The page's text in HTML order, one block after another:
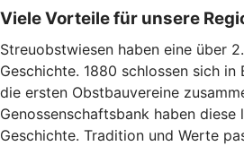
Viele Vorteile für unsere
Streuobstwiesen haben eine über
Geschichte. 1880 schlossen sich in
die ersten Obstbauvereine
Genossenschaftsbank haben
Geschichte. Tradition und Werte